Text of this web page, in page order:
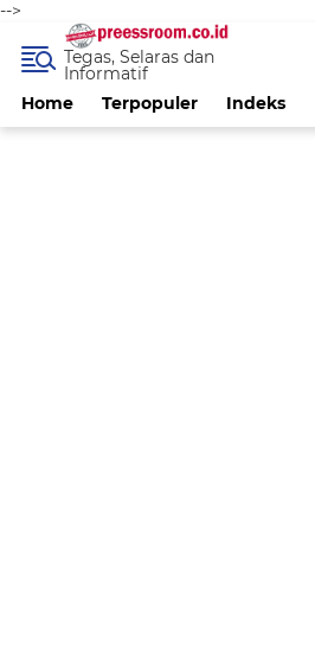
-->
Home Terpopuler Indeks
Tegas, Selaras dan
Informatif